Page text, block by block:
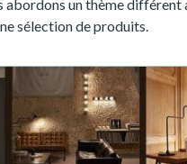
abordons un thème différent
sélection de produits.